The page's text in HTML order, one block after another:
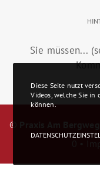
Sie müssen...
©
Diese Seite nutzt
Videos, welche Sie
können.